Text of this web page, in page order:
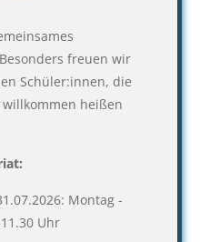
freuen wir
Schüler:innen, die
heißen
Montag -
Uhr